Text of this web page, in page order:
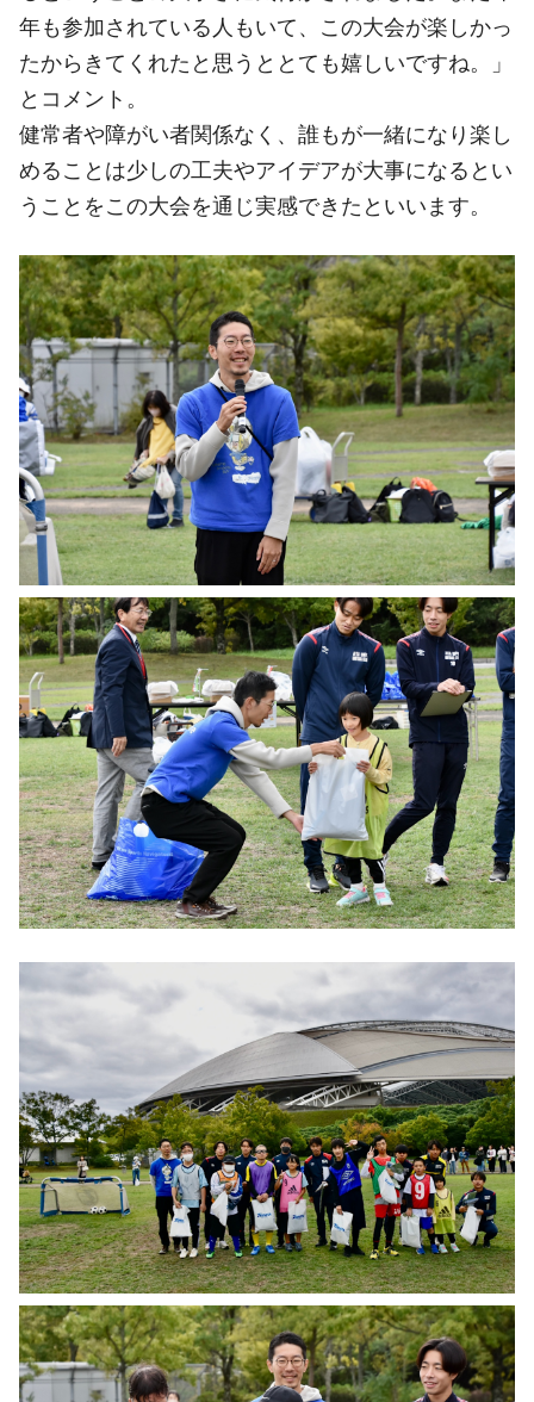
年も参加されている人もいて、この大会が楽しかっ
たからきてくれたと思うととても嬉しいですね。」
とコメント。
健常者や障がい者関係なく、誰もが一緒になり楽し
めることは少しの工夫やアイデアが大事になるとい
うことをこの大会を通じ実感できたといいます。